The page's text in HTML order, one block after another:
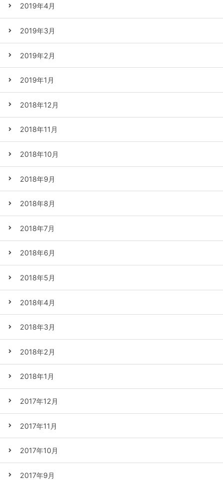
2019年4月
2019年3月
2019年2月
2019年1月
2018年12月
2018年11月
2018年10月
2018年9月
2018年8月
2018年7月
2018年6月
2018年5月
2018年4月
2018年3月
2018年2月
2018年1月
2017年12月
2017年11月
2017年10月
2017年9月